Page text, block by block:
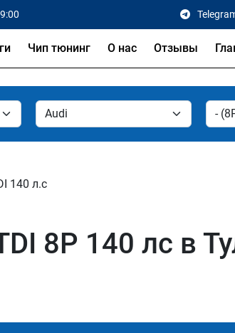
Чип тюнинг О нас Отзывы
140 л.с
8P 140 лс в